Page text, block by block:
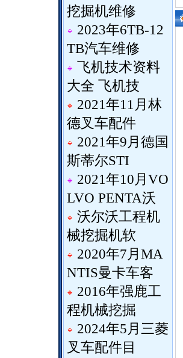
挖掘机维修
2023年6TB-12
TB汽车维修
飞机技术资料
大全 飞机技
2021年11月林
德叉车配件
2021年9月德国
斯蒂尔STI
2021年10月VO
LVO PENTA沃
沃尔沃工程机
械挖掘机软
2020年7月MA
NTIS曼卡车客
2016年强鹿工
程机械挖掘
2024年5月三菱
叉车配件目